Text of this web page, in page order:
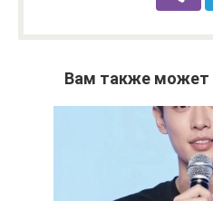
Вам также может